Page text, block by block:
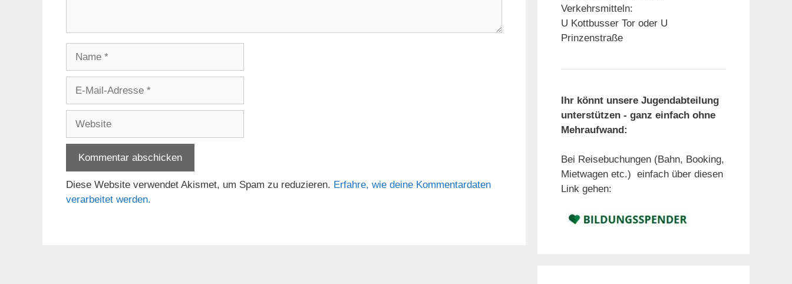
Adresse
Diese Website verwendet Akismet, um Spam zu reduzieren. Erfahre, wie deine Kommentardaten
verarbeitet werden.
Verkehrsmitteln:
U Kottbusser Tor oder U
Prinzenstraße
Ihr könnt unsere Jugendabteilung
unterstützen - ganz einfach ohne
Mehraufwand:
Bei Reisebuchungen (Bahn, Booking,
Mietwagen etc.) einfach über diesen
Link gehen: